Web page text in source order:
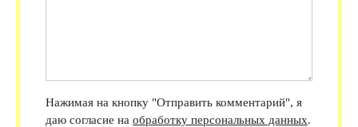
Нажимая на кнопку "Отправить комментарий", я
даю согласие на обработку персональных данных.